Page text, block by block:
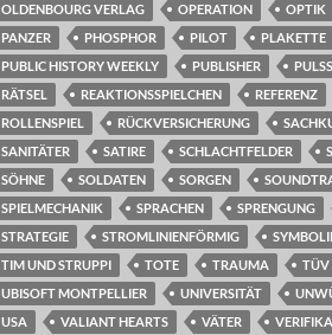
OLDENBOURG VERLAG
OPERATION OPTIK
PANZER
PHOSPHOR PILOT PLAKETTE
PUBLIC HISTORY WEEKLY
PUBLISHER
RÄTSEL
REAKTIONSSPIELCHEN REFERENZ
ROLLENSPIEL
RÜCKVERSICHERUNG
SANITÄTER
SATIRE SCHLACHTFELDER
SÖHNE
SOLDATEN SORGEN
SPIELMECHANIK
SPRACHEN SPRENGUNG
STRATEGIE
STROMLINIENFÖRMIG
TIM UND STRUPPI
TOTE TRAUMA TÜV
UBISOFT MONTPELLIER
UNIVERSITÄT
USA
VALIANT HEARTS VÄTER